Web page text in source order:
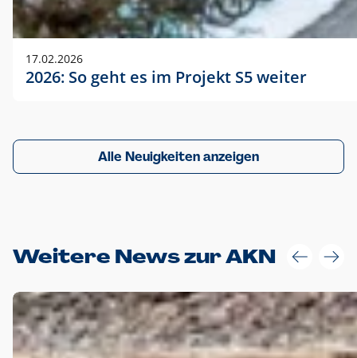
17.02.2026
2026: So geht es im Projekt S5 weiter
Alle Neuigkeiten anzeigen
Weitere News zur AKN